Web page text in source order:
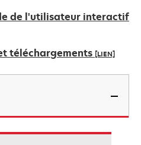
de l'utilisateur interactif
téléchargements [LIEN]